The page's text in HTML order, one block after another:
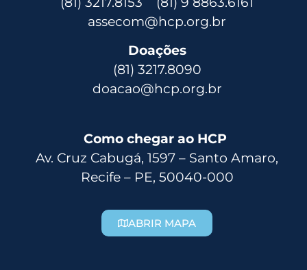
assecom@hcp.org.br
Doações
(81) 3217.8090
doacao@hcp.org.br
Como chegar ao HCP
Av. Cruz Cabugá, 1597 – Santo Amaro,
Recife – PE, 50040-000
ABRIR MAPA